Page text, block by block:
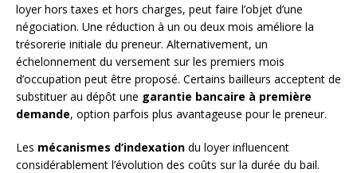
loyer hors taxes et hors charges, peut faire l’objet d’une
négociation. Une réduction à un ou deux mois améliore la
trésorerie initiale du preneur. Alternativement, un
échelonnement du versement sur les premiers mois
d’occupation peut être proposé. Certains bailleurs acceptent de
substituer au dépôt une garantie bancaire à première
demande, option parfois plus avantageuse pour le preneur.
Les mécanismes d’indexation du loyer influencent
considérablement l’évolution des coûts sur la durée du bail.